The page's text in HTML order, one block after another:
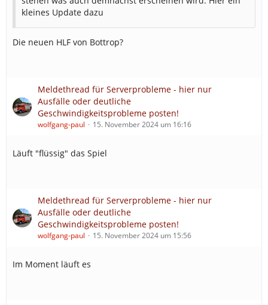
kleines Update dazu
Die neuen HLF von Bottrop?
Meldethread für Serverprobleme - hier nur
Ausfälle oder deutliche
Geschwindigkeitsprobleme posten!
wolfgang-paul 15. November 2024 um 16:16
Läuft "flüssig" das Spiel
Meldethread für Serverprobleme - hier nur
Ausfälle oder deutliche
Geschwindigkeitsprobleme posten!
wolfgang-paul 15. November 2024 um 15:56
Im Moment läuft es